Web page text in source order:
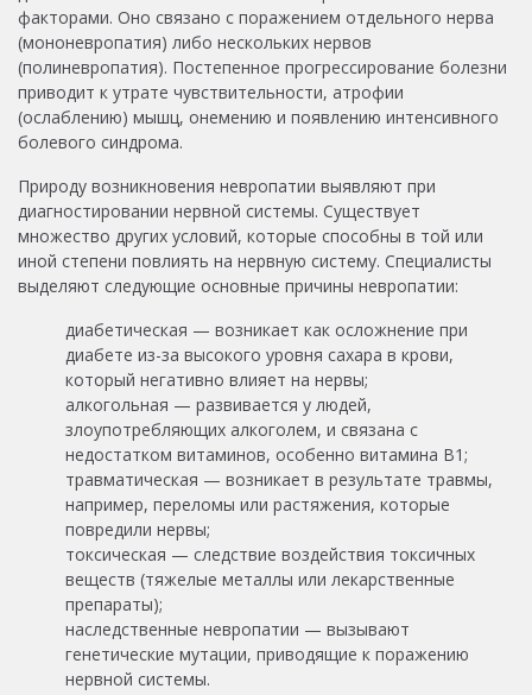
факторами. Оно связано с поражением отдельного нерва
(мононевропатия) либо нескольких нервов
(полиневропатия). Постепенное прогрессирование болезни
приводит к утрате чувствительности, атрофии
(ослаблению) мышц, онемению и появлению интенсивного
болевого синдрома.
Природу возникновения невропатии выявляют при
диагностировании нервной системы. Существует
множество других условий, которые способны в той или
иной степени повлиять на нервную систему. Специалисты
выделяют следующие основные причины невропатии:
диабетическая — возникает как осложнение при
диабете из-за высокого уровня сахара в крови,
который негативно влияет на нервы;
алкогольная — развивается у людей,
злоупотребляющих алкоголем, и связана с
недостатком витаминов, особенно витамина В1;
травматическая — возникает в результате травмы,
например, переломы или растяжения, которые
повредили нервы;
токсическая — следствие воздействия токсичных
веществ (тяжелые металлы или лекарственные
препараты);
наследственные невропатии — вызывают
генетические мутации, приводящие к поражению
нервной системы.